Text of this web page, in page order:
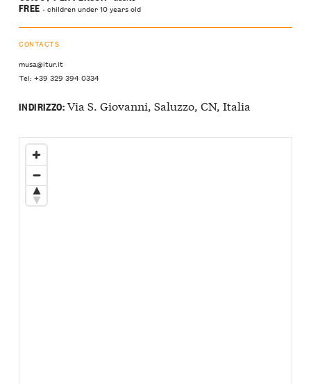
FREE - children under 10 years old
CONTACTS
musa@itur.it
Tel: +39 329 394 0334
INDIRIZZO:Via S. Giovanni, Saluzzo, CN, Italia